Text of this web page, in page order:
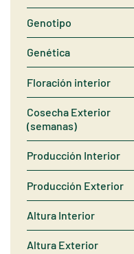
Genotipo
Genética
Floración interior
Cosecha Exterior
(semanas)
Producción Interior
Producción Exterior
Altura Interior
Altura Exterior